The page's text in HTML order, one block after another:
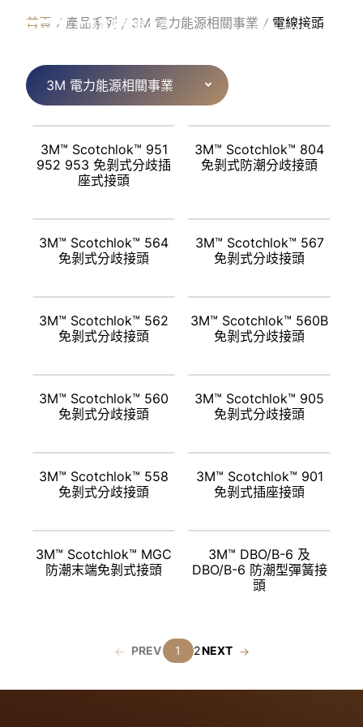
繁體中文
PR ODUCTS
首頁 產品系列 3M 電力能源相關事業 電線接頭
3M 電力能源相關事業
3M™ Scotchlok™ 951
952 953 免剝式分歧插
座式接頭
3M™ Scotchlok™ 804
免剝式防潮分歧接頭
3M™ Scotchlok™ 564
免剝式分歧接頭
3M™ Scotchlok™ 567
免剝式分歧接頭
3M™ Scotchlok™ 562
免剝式分歧接頭
3M™ Scotchlok™ 560B
免剝式分歧接頭
3M™ Scotchlok™ 560
免剝式分歧接頭
3M™ Scotchlok™ 905
免剝式分歧接頭
3M™ Scotchlok™ 558
免剝式分歧接頭
3M™ Scotchlok™ 901
免剝式插座接頭
3M™ Scotchlok™ MGC
防潮末端免剝式接頭
3M™ DBO/B-6 及
DBO/B-6 防潮型彈簧接
頭
PREV 1 2NEXT